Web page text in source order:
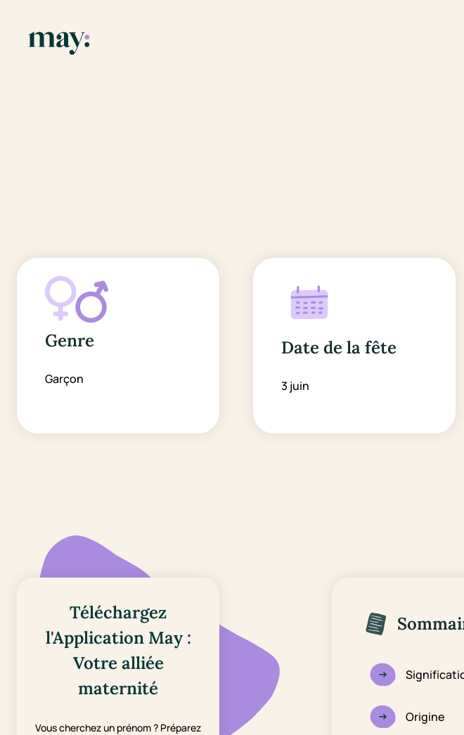
Genre
Garçon
Date de la fête
3 juin
Téléchargez
l'Application May :
Votre alliée
maternité
Vous cherchez un prénom ? Préparez
Origine